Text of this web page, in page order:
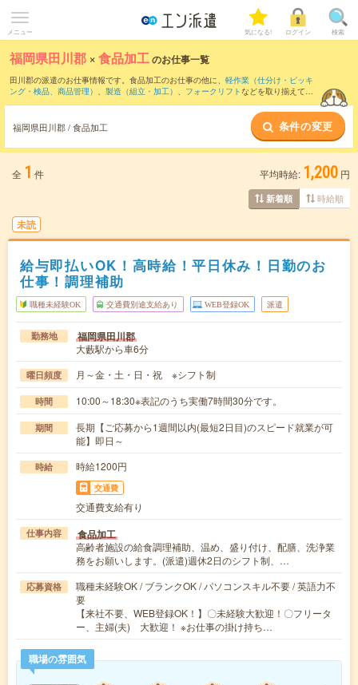
メニュー 気になる! ログイン 検索
福岡県田川郡 ×食品加工のお仕事一覧
田川郡の派遣のお仕事情報です。食品加工のお仕事の他に、 軽作業（仕分け・ピッキ
ング・検品、商品管理） 、 製造（組立・加工） 、 フォークリフトなどを取り揃えてい
福岡県田川郡 / 食品加工 条件の変更
全 1 件 平均時給: 1,200 円
新着順 時給順
未読
給与即払いOK！高時給！平日休み！日勤のお
仕事！調理補助
職種未経験OK 交通費別途支給あり WEB登録OK 派遣
勤務地 福岡県田川郡
大藪駅から車6分
曜日頻度 月～金・土・日・祝 ※シフト制
時間 10:00～18:30※表記のうち実働7時間30分です。
期間
長期【ご応募から1週間以内(最短2日目)のスピード就業が可
能】即日～
時給 時給1200円
交通費
交通費支給有り
仕事内容 食品加工
高齢者施設の給食調理補助、温め、盛り付け、配膳、洗浄業
務をお願いします。(派遣)週休2日のシフト制、…
応募資格
職種未経験OK / ブランクOK / パソコンスキル不要 / 英語力不
要
【来社不要、WEB登録OK！】〇未経験大歓迎！〇フリータ
ー、主婦(夫) 大歓迎！ ※お仕事の掛け持ち…
職場の雰囲気